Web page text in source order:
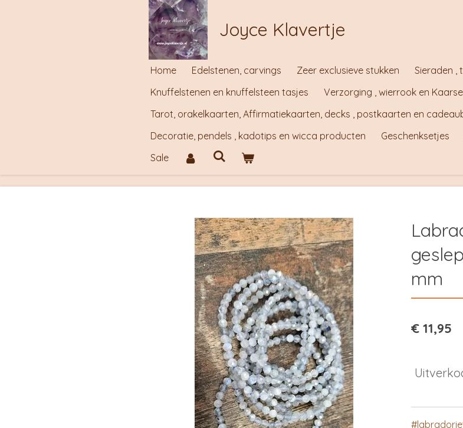
Joyce Klavertje
Home Edelstenen, carvings Zeer exclusieve stukken
Sieraden ,
Knuffelstenen en knuffelsteen tasjes
Verzorging , wierrook en
Tarot, orakelkaarten, Affirmatiekaarten, decks , postkaarten en
Decoratie, pendels , kadotips en wicca producten
Geschenksetjes
Sale
mm
€ 11,95